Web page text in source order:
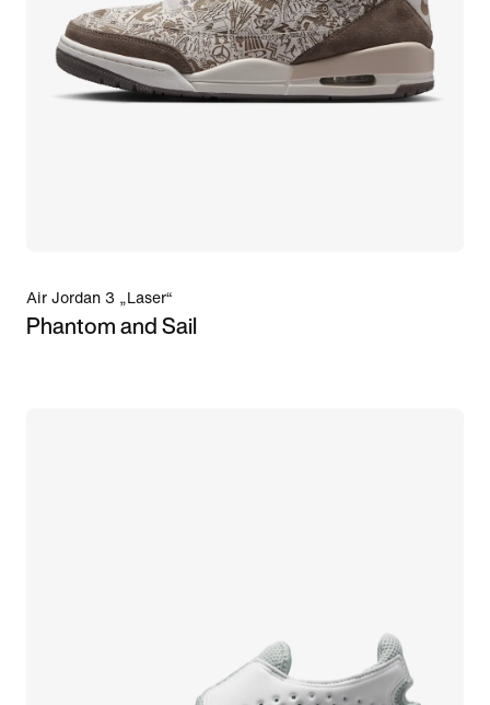
Air Jordan 3 „Laser“
Phantom and Sail